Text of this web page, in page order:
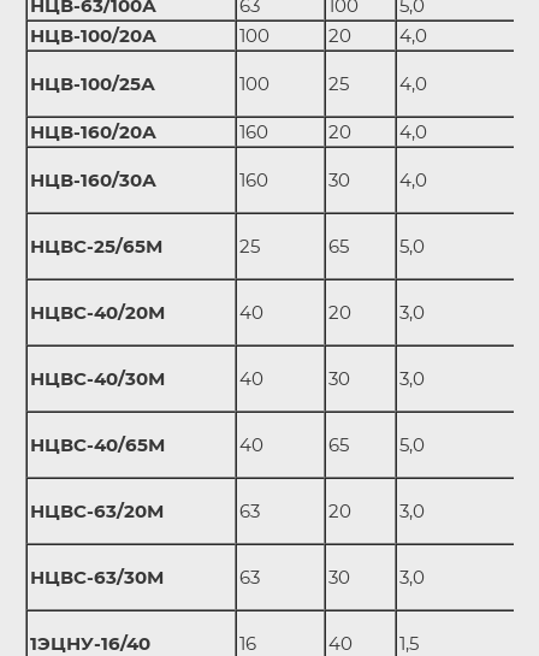
НЦВ-63/100А 63 100
5,0
НЦВ-100/20А
100 20 4,0
НЦВ-100/25А 100 25 4,0
НЦВ-160/20А 160 20 4,0
НЦВ-160/30А 160 30 4,0
НЦВС-25/65М 25 65 5,0
НЦВС-40/20М 40 20 3,0
НЦВС-40/30М 40 30 3,0
НЦВС-40/65М 40 65 5,0
НЦВС-63/20М 63 20 3,0
НЦВС-63/30М 63 30 3,0
1ЭЦНУ-16/40 16 40 1,5